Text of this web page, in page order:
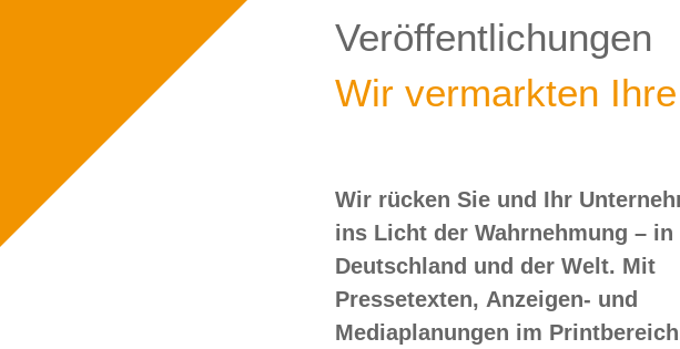
Veröffentlichungen
Wir vermarkten
Wir rücken Sie und Ihr
ins Licht der Wahrnehmung – in
Deutschland und der Welt. Mit
Pressetexten, Anzeigen- und
Mediaplanungen im
wollen Sie doch – oder? Dann